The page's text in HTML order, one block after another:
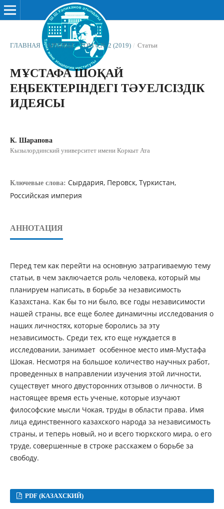
ГЛАВНАЯ / АРХИВЫ / ТОМ 6 № 2 (2019) / Статьи
МҰСТАФА ШОҚАЙ
ЕҢБЕКТЕРІНДЕГІ ТƏУЕЛСІЗДІК
ИДЕЯСЫ
К. Шарапова
Кызылординский университет имени Коркыт Ата
Ключевые слова: Сырдария, Перовск, Түркистан,
Российская империя
АННОТАЦИЯ
Перед тем как перейти на основную затрагиваемую тему
статьи, в чем заключается роль человека, который мы
планируем написать, в борьбе за независимость
Казахстана. Как бы то ни было, все годы независимости
нашей страны, все еще более динамичны исследования о
наших личностях, которые боролись за эту
независимость. Среди тех, кто еще нуждается в
исследовании, занимает особенное место имя-Мустафа
Шокая. Несмотря на большое количество научных работ,
проведенных в направлении изучения этой личности,
существует много двусторонних отзывов о личности. В
настоящее время есть ученые, которые изучают
философские мысли Чокая, труды в области права. Имя
лица единственного казахского народа за независимость
страны, и теперь новый, но и всего тюркского мира, о его
труде, совершенные в строке расскажем о борьбе за
свободу.
PDF (КАЗАХСКИЙ)